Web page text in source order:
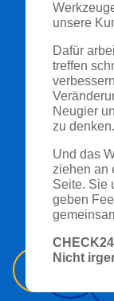
unsere
Dafür
treffen
Neugier
zu denken.
Und das
ziehen an
Seite. Sie
geben
Nicht